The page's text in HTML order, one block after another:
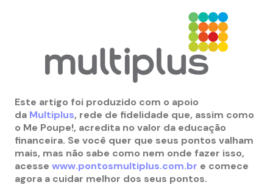
Este artigo foi produzido com o apoio
da Multiplus, rede de fidelidade que, assim como
o Me Poupe!, acredita no valor da educação
financeira. Se você quer que seus pontos valham
mais, mas não sabe como nem onde fazer isso,
acesse www.pontosmultiplus.com.br e comece
agora a cuidar melhor dos seus pontos.